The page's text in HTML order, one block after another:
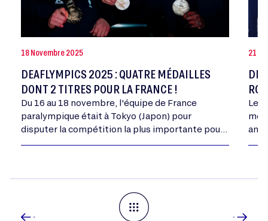
18 Novembre 2025
DEAFLYMPICS 2025 : QUATRE MÉDAILLES
DONT 2 TITRES POUR LA FRANCE !
Du 16 au 18 novembre, l'équipe de France
paralympique était à Tokyo (Japon) pour
disputer la compétition la plus importante pour
21
Les